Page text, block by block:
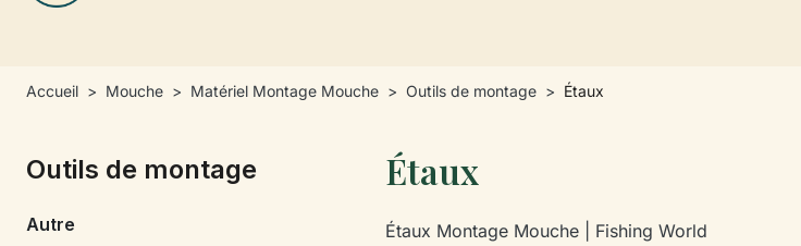
Accueil Mouche Matériel Montage Mouche Outils de montage Étaux
Outils de montage
Autre
Étaux
Étaux Montage Mouche | Fishing World